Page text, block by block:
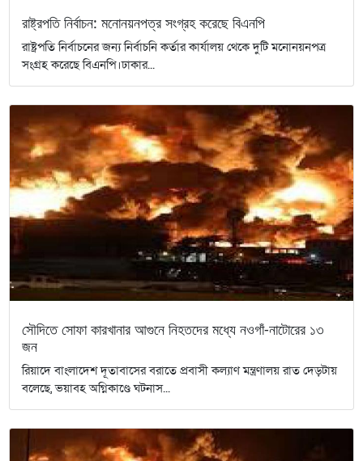
রাষ্ট্রপতি নির্বাচন: মনোনয়নপত্র সংগ্রহ করেছে বিএনপি
রাষ্ট্রপতি নির্বাচনের জন্য নির্বাচনি কর্তার কার্যালয় থেকে দুটি মনোনয়নপত্র
সংগ্রহ করেছে বিএনপি।ঢাকার...
সৌদিতে সোফা কারখানার আগুনে নিহতদের মধ্যে নওগাঁ-নাটোরের ১৩
জন
রিয়াদে বাংলাদেশ দূতাবাসের বরাতে প্রবাসী কল্যাণ মন্ত্রণালয় রাত দেড়টায়
বলেছে, ভয়াবহ অগ্নিকাণ্ডে ঘটনাস...